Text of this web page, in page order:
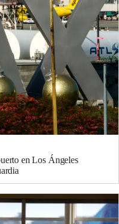
en Los Ángeles